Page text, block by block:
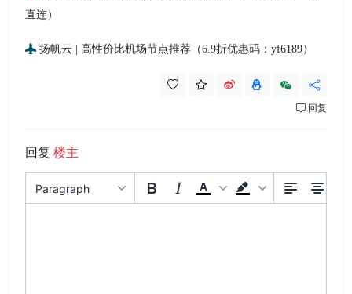
直连）
扬帆云 | 高性价比机场节点推荐（6.9折优惠码：yf6189）
回复
回复 楼主
Paragraph